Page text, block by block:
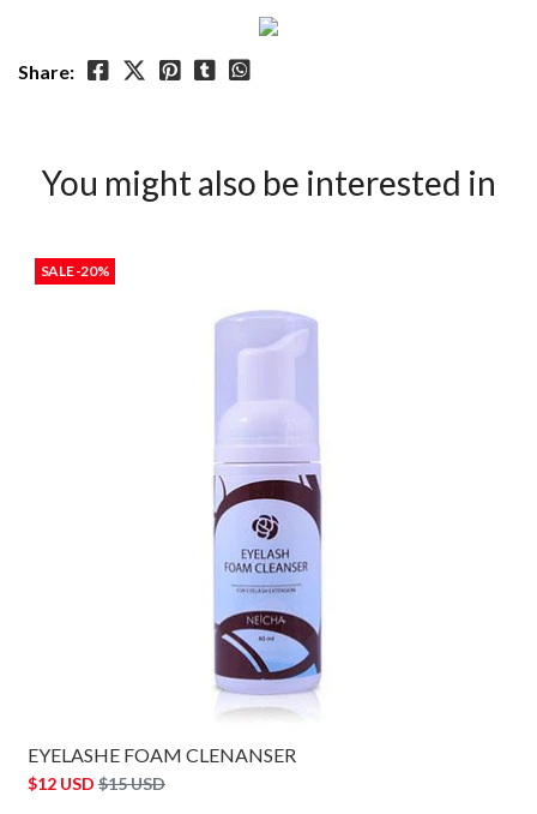
Share:
You might also be interested in
SALE -20%
EYELASHE FOAM CLENANSER
$12 USD $15 USD